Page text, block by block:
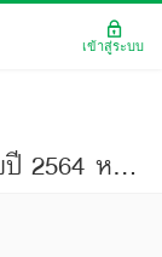
เส้นทางการฟื้นตัวของเศรษฐกิจไทยปี 2564 หลังมีวัคซีน (แถลงข่าว 8 มีนาคม 2564)
เข้าสู่ระบบ